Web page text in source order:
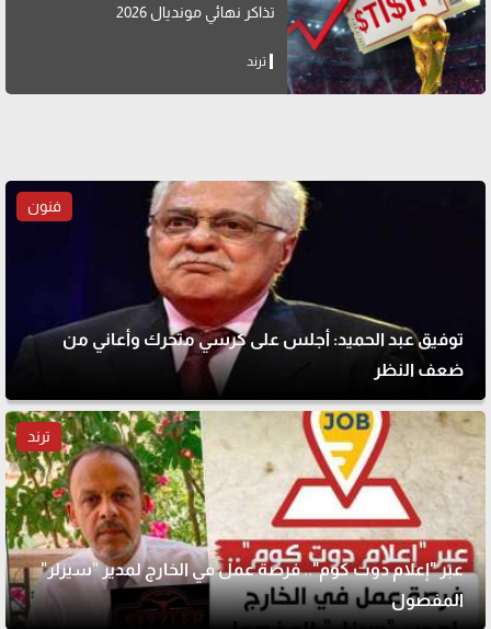
تذاكر نهائي مونديال 2026
ترند
فنون
توفيق عبد الحميد: أجلس على كرسي متحرك وأعاني من
ضعف النظر
ترند
عبر "إعلام دوت كوم".. فرصة عمل في الخارج لمدير "سيزلر"
المفصول